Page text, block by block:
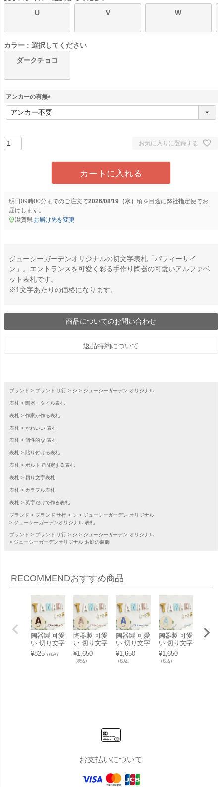
U
V W
カラー
選択してください
ダークチョコ
アンカーの有無
(
必
お気に入りに登録する
カートに入れる
明日09時00分までのご注文で2026/08/19（水） に弊社指定便でお
届けします。
滋賀県 お届け先を変更
ジューシーガーデンオリジナルの切文字表札「パフィーサイ
ン」。エントランスを可愛く彩る手作り陶器の可愛いアルファベ
ット表札です。
※1文字あたりの価格になります。
商品についてのお問い合わせ
返品特約について
ブランド ブランド サ行 シ ジューシーガーデン オリジナル
表札 陶器・タイル表札
表札 作家が作る表札
表札 かわいい 表札
表札 個性的な 表札
表札 貼り付ける表札
表札 ボルトで固定する表札
表札 切り文字表札
表札 カラフル表札
表札 英字だけで作る表札
ブランド ブランド サ行 シ
ジューシーガーデン オリジナル
ジューシーガーデンオリジナル 表札
ブランド ブランド サ行 シ
ジューシーガーデン オリジナル
ジューシーガーデンオリジナル お庭の装飾
RECOMMENDおすすめ商品
陶器製 可愛
い 切り文字
表札「Puffy
Sign パフィ
¥825（税込）
陶器製 可愛
い 切り文字
表札「Puffy
Sign パフィ
ーサイン ア
¥1,650
（税込）
陶器製 可愛
い 切り文字
表札「Puffy
Sign パフィ
ーサイン ア
¥1,650
（税込）
陶器製 可愛
い 切り文字
表札「Puffy
Sign パフィ
ーサイン ア
¥1,650
（税込）
陶器
お支払いについて